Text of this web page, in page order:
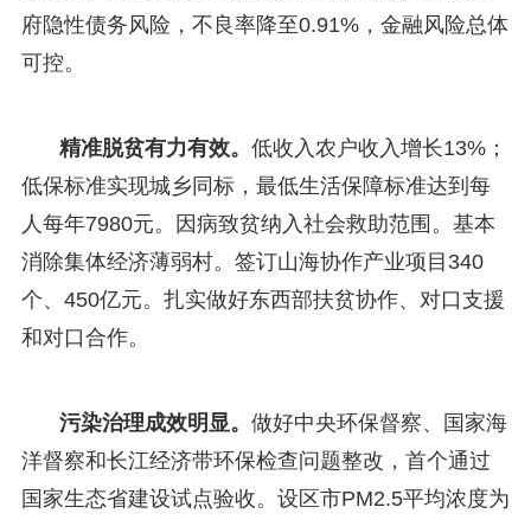
府隐性债务风险，不良率降至0.91%，金融风险总体
可控。
精准脱贫有力有效。 低收入农户收入增长13%；
低保标准实现城乡同标，最低生活保障标准达到每
人每年7980元。因病致贫纳入社会救助范围。基本
消除集体经济薄弱村。签订山海协作产业项目340
个、450亿元。扎实做好东西部扶贫协作、对口支援
和对口合作。
污染治理成效明显。 做好中央环保督察、国家海
洋督察和长江经济带环保检查问题整改，首个通过
国家生态省建设试点验收。设区市PM2.5平均浓度为